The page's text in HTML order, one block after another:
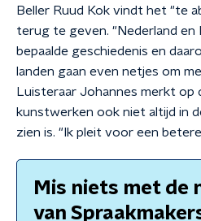
Beller Ruud Kok vindt het "te
terug te geven. "Nederland en
bepaalde geschiedenis en
landen gaan even netjes om
Luisteraar Johannes merkt op
kunstwerken ook niet altijd in
zien is. "Ik pleit voor een
Mis niets met de
van